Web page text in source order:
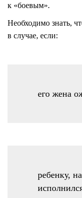
к «боевым».
Необходимо знать,
в случае, если:
его жена
ребенку,